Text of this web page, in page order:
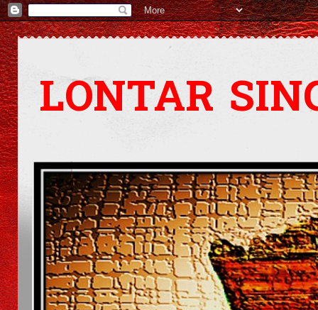
LONTAR